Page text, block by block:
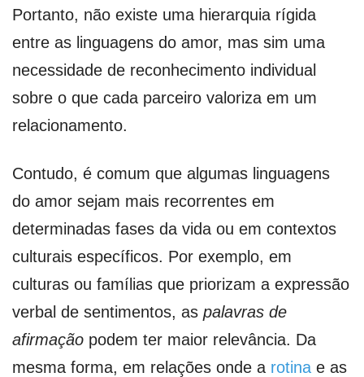
Portanto, não existe uma hierarquia rígida
entre as linguagens do amor, mas sim uma
necessidade de reconhecimento individual
sobre o que cada parceiro valoriza em um
relacionamento.
Contudo, é comum que algumas linguagens
do amor sejam mais recorrentes em
determinadas fases da vida ou em contextos
culturais específicos. Por exemplo, em
culturas ou famílias que priorizam a expressão
verbal de sentimentos, as palavras de
afirmação podem ter maior relevância. Da
mesma forma, em relações onde a rotina e as